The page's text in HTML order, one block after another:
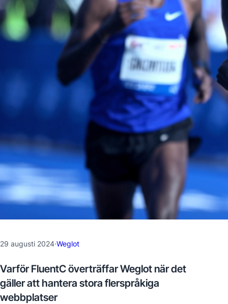
29 augusti 2024·Weglot
Varför FluentC överträffar Weglot när det
gäller att hantera stora flerspråkiga
webbplatser